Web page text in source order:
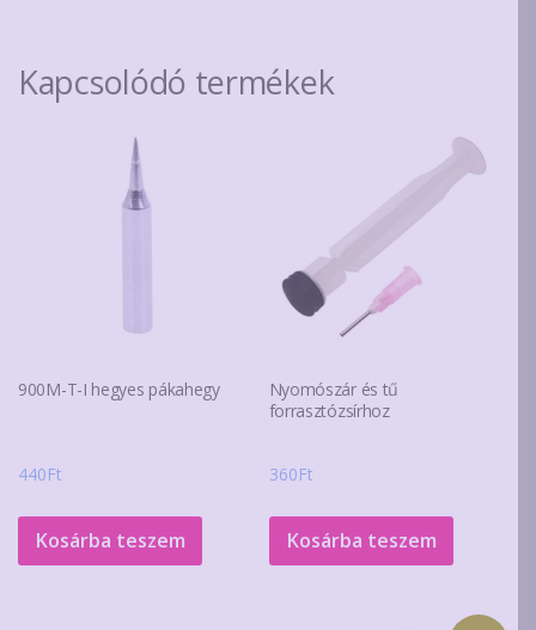
Kapcsolódó termékek
900M-T-I hegyes pákahegy
440Ft
Kosárba teszem
Nyomószár és tű
forrasztózsírhoz
360Ft
Kosárba teszem